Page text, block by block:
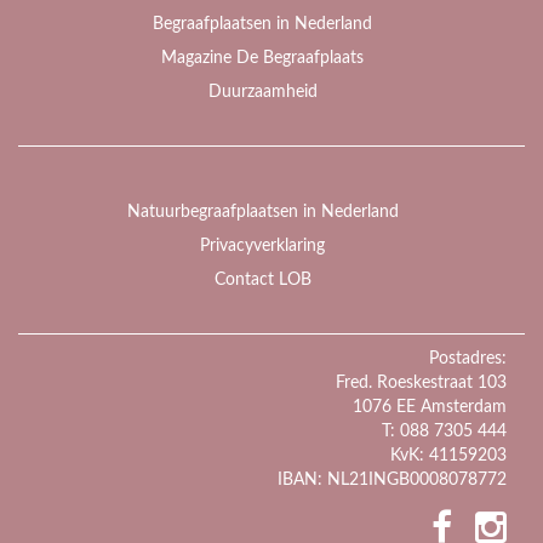
Begraafplaatsen in Nederland
Magazine De Begraafplaats
Duurzaamheid
Natuurbegraafplaatsen in Nederland
Privacyverklaring
Contact LOB
Postadres:
Fred. Roeskestraat 103
1076 EE Amsterdam
T: 088 7305 444
KvK: 41159203
IBAN: NL21INGB0008078772